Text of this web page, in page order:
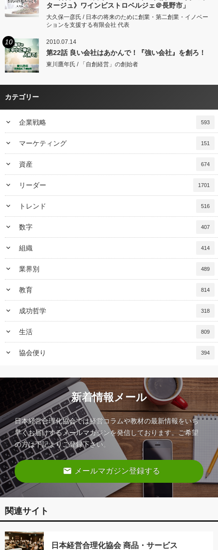
タージュ》ワインビストロベルジェ＠長野市」
大久保一彦氏 / 日本の将来のために創業・第二創業・イノベー
ションを支援する有限会社 代表
10 2010.07.14
第22話 良い会社はあかんで！『強い会社』を創ろ！
東川鷹年氏 / 「自創経営」の創始者
カテゴリー
keyboard_arrow_down 企業戦略 593
keyboard_arrow_down マーケティング 151
keyboard_arrow_down 資産 674
keyboard_arrow_down リーダー 1701
keyboard_arrow_down トレンド 516
keyboard_arrow_down 数字 407
keyboard_arrow_down 組織 414
keyboard_arrow_down 業界別 489
keyboard_arrow_down 教育 814
keyboard_arrow_down 成功哲学 318
keyboard_arrow_down 生活 809
keyboard_arrow_down 協会便り 394
新着情報メール
日本経営合理化協会では経営コラムや教材の最新情報をいち
早くお届けするメールマガジンを発信しております。ご希望
の方は下記よりご登録下さい。
email メールマガジン登録する
関連サイト
日本経営合理化協会 商品・サービス